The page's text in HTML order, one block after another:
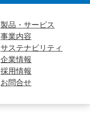
製品・サービス
事業内容
サステナビリティ
企業情報
採用情報
お問合せ